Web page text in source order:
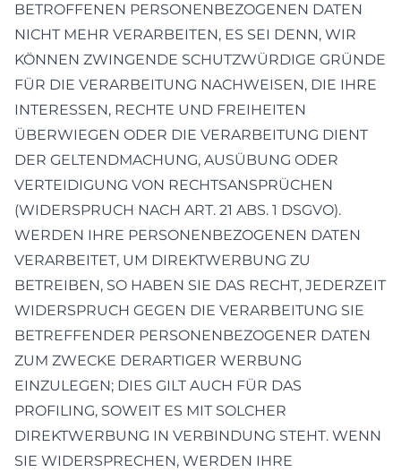
BETROFFENEN PERSONENBEZOGENEN DATEN
NICHT MEHR VERARBEITEN, ES SEI DENN, WIR
KÖNNEN ZWINGENDE SCHUTZWÜRDIGE GRÜNDE
FÜR DIE VERARBEITUNG NACHWEISEN, DIE IHRE
INTERESSEN, RECHTE UND FREIHEITEN
ÜBERWIEGEN ODER DIE VERARBEITUNG DIENT
DER GELTENDMACHUNG, AUSÜBUNG ODER
VERTEIDIGUNG VON RECHTSANSPRÜCHEN
(WIDERSPRUCH NACH ART. 21 ABS. 1 DSGVO).
WERDEN IHRE PERSONENBEZOGENEN DATEN
VERARBEITET, UM DIREKTWERBUNG ZU
BETREIBEN, SO HABEN SIE DAS RECHT, JEDERZEIT
WIDERSPRUCH GEGEN DIE VERARBEITUNG SIE
BETREFFENDER PERSONENBEZOGENER DATEN
ZUM ZWECKE DERARTIGER WERBUNG
EINZULEGEN; DIES GILT AUCH FÜR DAS
PROFILING, SOWEIT ES MIT SOLCHER
DIREKTWERBUNG IN VERBINDUNG STEHT. WENN
SIE WIDERSPRECHEN, WERDEN IHRE